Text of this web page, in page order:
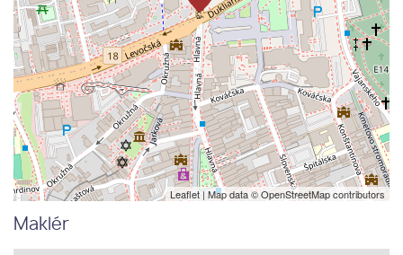
Leaflet| Map data ©OpenStreetMapcontributors
Maklér